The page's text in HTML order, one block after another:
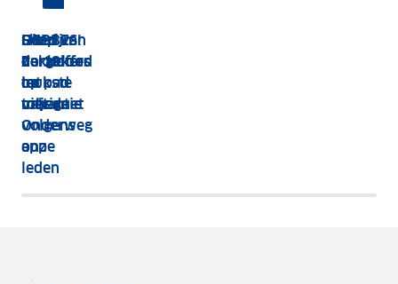
HEBBES!
Zorgeloos
op pad
met de
Onderweg
app
Shop van
dakkoffer
tot
tolvignet
Dit zijn
de 13
leukste
uitjes
volgens
onze
leden
Goed
verzekerd
op
vakantie